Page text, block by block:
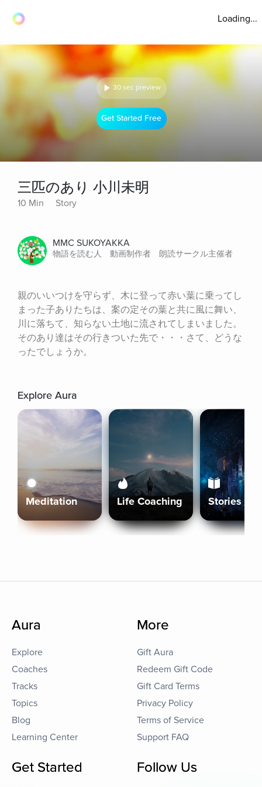
Loading...
30 sec preview
Get Started Free
三匹のあり 小川未明
10 Min Story
MMC SUKOYAKKA
物語を読む人 動画制作者 朗読サークル主催者
親のいいつけを守らず、木に登って赤い葉に乗ってし
まった子ありたちは、案の定その葉と共に風に舞い、
川に落ちて、知らない土地に流されてしまいました。
そのあり達はその行きついた先で・・・さて、どうな
ったでしょうか。
Explore Aura
Meditation Life Coaching Stories
Aura
Explore
Coaches
Tracks
Topics
Blog
Learning Center
More
Gift Aura
Redeem Gift Code
Gift Card Terms
Privacy Policy
Terms of Service
Support FAQ
Get Started Follow Us